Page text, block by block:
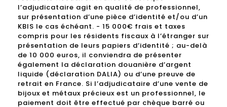
l’adjudicataire agit en qualité de professionnel,
sur présentation d’une pièce d’identité et/ou d’un
KBIS le cas échéant. - 15 000€ frais et taxes
compris pour les résidents fiscaux à l’étranger sur
présentation de leurs papiers d’identité ; au-delà
de 10 000 euros, il conviendra de présenter
également la déclaration douanière d’argent
liquide (déclaration DALIA) ou d’une preuve de
retrait en France. Si l’adjudicataire d’une vente de
bijoux et métaux précieux est un professionnel, le
paiement doit être effectué par chèque barré ou